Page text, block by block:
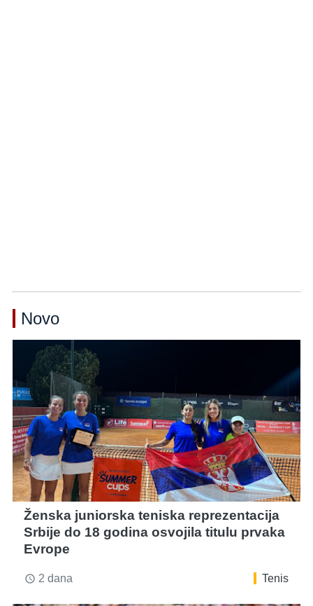
Novo
Ženska juniorska teniska reprezentacija
Srbije do 18 godina osvojila titulu prvaka
Evrope
access_time 2 dana Tenis